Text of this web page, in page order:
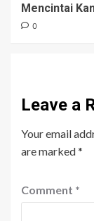
Mencintai
0
Leave a
Your email
are marked*
Comment *